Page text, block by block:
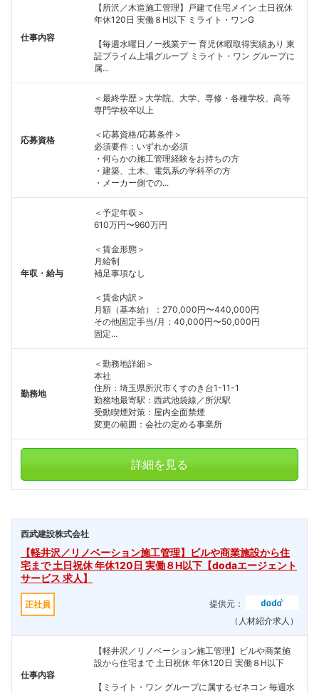
こちらの企業もフォローしませんか？
仕事内容
【所沢／木造施工管理】戸建て住宅メイン 土日祝休
年休120日 実働８H以下 ミライト・ワンG
【毎週水曜日ノー残業デー 育児休暇取得実績あり 東
証プライム上場グループ ミライト・ワン グループに
属...
応募資格
＜最終学歴＞大学院、大学、専修・各種学校、高等
専門学校卒以上
＜応募資格/応募条件＞
必須要件：いずれか必須
・何らかの施工管理経験をお持ちの方
・建築、土木、電気系の学科卒の方
・メーカー側での...
年収・給与
＜予定年収＞
610万円〜960万円
＜賃金形態＞
月給制
補足事項なし
＜賃金内訳＞
月額（基本給）：270,000円〜440,000円
その他固定手当/月：40,000円〜50,000円
固定...
勤務地
＜勤務地詳細＞
本社
住所：埼玉県所沢市くすのき台1-11-1
勤務地最寄駅：西武池袋線／所沢駅
受動喫煙対策：屋内全面禁煙
変更の範囲：会社の定める事業所
詳細を見る
西武建設株式会社
【軽井沢／リノベーション施工管理】ビルや商業施設から住
宅まで 土日祝休 年休120日 実働８H以下【dodaエージェント
サービス 求人】
正社員
提供元：
（人材紹介求人）
仕事内容
【軽井沢／リノベーション施工管理】ビルや商業施
設から住宅まで 土日祝休 年休120日 実働８H以下
【ミライト・ワン グループに属するゼネコン 毎週水